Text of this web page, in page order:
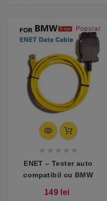
Popular
    
ENET – Tester auto
compatibil cu BMW
149 lei